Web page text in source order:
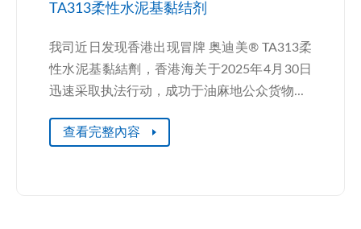
TA313柔性水泥基黏结剂
我司近日发现香港出现冒牌 奥迪美® TA313柔
性水泥基黏結劑，香港海关于2025年4月30日
迅速采取执法行动，成功于油麻地公众货物...
查看完整內容